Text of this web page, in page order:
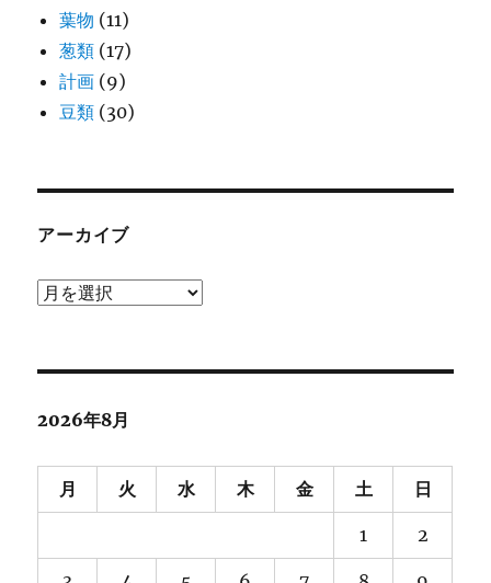
葉物 (11)
葱類 (17)
計画 (9)
豆類 (30)
アーカイブ
ア
ブ
2026年8月
月 火 水 木 金 土 日
1 2